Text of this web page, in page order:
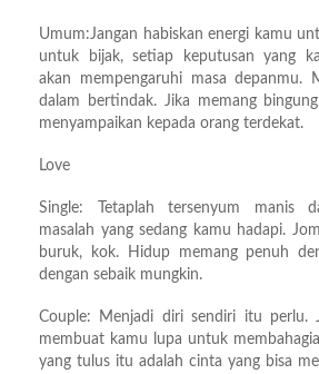
Umum:Jangan habiskan energi kamu
untuk bijak, setiap keputusan yang
akan mempengaruhi masa depanmu.
dalam bertindak. Jika memang
menyampaikan kepada orang terdekat.
Love
Single: Tetaplah tersenyum manis
masalah yang sedang kamu hadapi.
buruk, kok. Hidup memang penuh
dengan sebaik mungkin.
Couple: Menjadi diri sendiri itu perlu.
membuat kamu lupa untuk
yang tulus itu adalah cinta yang bisa